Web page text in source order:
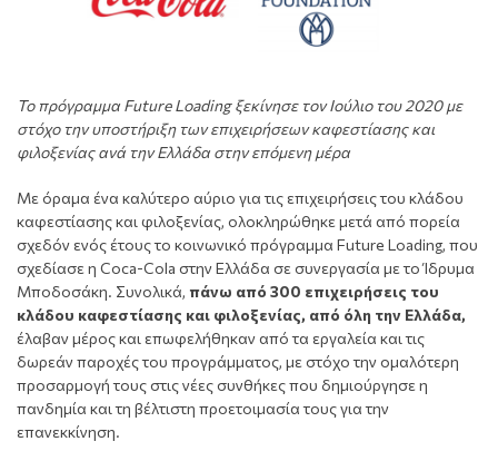
Το πρόγραμμαFuture Loading ξεκίνησε τον Ιούλιο του 2020 με
στόχο την υποστήριξη των επιχειρήσεων καφεστίασης και
φιλοξενίας ανά την Ελλάδα στην επόμενη μέρα
Με όραμα ένα καλύτερο αύριο για τις επιχειρήσεις του κλάδου
καφεστίασης και φιλοξενίας, ολοκληρώθηκε μετά από πορεία
σχεδόν ενός έτους το κοινωνικό πρόγραμμα Future Loading, που
σχεδίασε η Coca-Cola στην Ελλάδα σε συνεργασία με το Ίδρυμα
Μποδοσάκη. Συνολικά, πάνω από 300 επιχειρήσεις του
κλάδου καφεστίασης και φιλοξενίας, από όλη την Ελλάδα,
έλαβαν μέρος και επωφελήθηκαν από τα εργαλεία και τις
δωρεάν παροχές του προγράμματος, με στόχο την ομαλότερη
προσαρμογή τους στις νέες συνθήκες που δημιούργησε η
πανδημία και τη βέλτιστη προετοιμασία τους για την
επανεκκίνηση.